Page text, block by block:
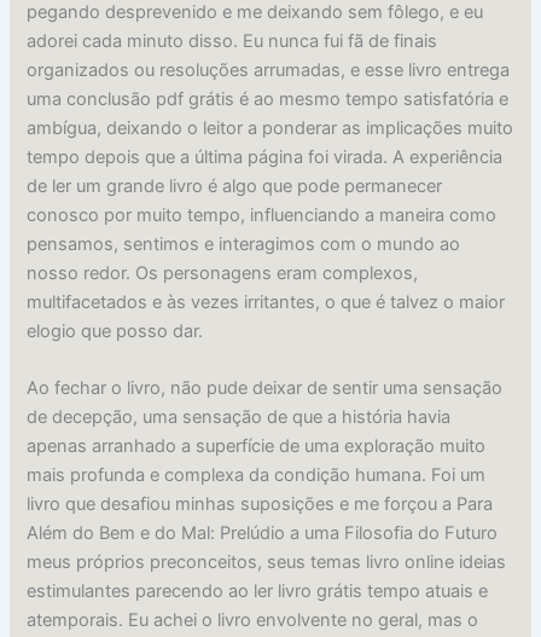
pegando desprevenido e me deixando sem fôlego, e eu
adorei cada minuto disso. Eu nunca fui fã de finais
organizados ou resoluções arrumadas, e esse livro entrega
uma conclusão pdf grátis é ao mesmo tempo satisfatória e
ambígua, deixando o leitor a ponderar as implicações muito
tempo depois que a última página foi virada. A experiência
de ler um grande livro é algo que pode permanecer
conosco por muito tempo, influenciando a maneira como
pensamos, sentimos e interagimos com o mundo ao
nosso redor. Os personagens eram complexos,
multifacetados e às vezes irritantes, o que é talvez o maior
elogio que posso dar.
Ao fechar o livro, não pude deixar de sentir uma sensação
de decepção, uma sensação de que a história havia
apenas arranhado a superfície de uma exploração muito
mais profunda e complexa da condição humana. Foi um
livro que desafiou minhas suposições e me forçou a Para
Além do Bem e do Mal: Prelúdio a uma Filosofia do Futuro
meus próprios preconceitos, seus temas livro online ideias
estimulantes parecendo ao ler livro grátis tempo atuais e
atemporais. Eu achei o livro envolvente no geral, mas o